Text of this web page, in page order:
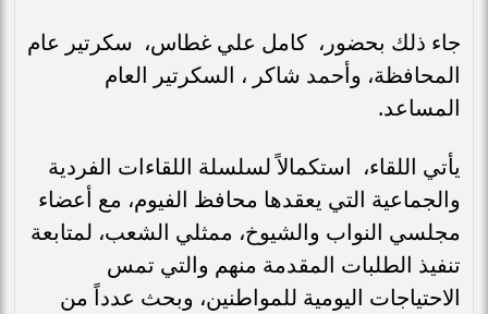
جاء ذلك بحضور، كامل علي غطاس، سكرتير عام
المحافظة، وأحمد شاكر ، السكرتير العام
المساعد.
يأتي اللقاء، استكمالاً لسلسلة اللقاءات الفردية
والجماعية التي يعقدها محافظ الفيوم، مع أعضاء
مجلسي النواب والشيوخ، ممثلي الشعب، لمتابعة
تنفيذ الطلبات المقدمة منهم والتي تمس
الاحتياجات اليومية للمواطنين، وبحث عدداً من